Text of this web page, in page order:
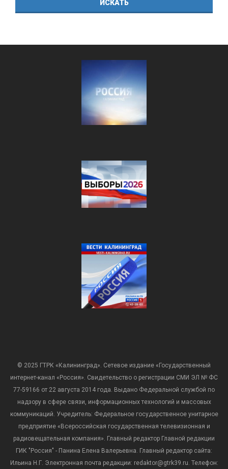
© 2025 ГТРК «Калининград». Сетевое издание «Государственный
интернет-канал «Россия». Свидетельство о регистрации СМИ ЭЛ № ФС
77-59166 от 22 августа 2014 года. Выдано Федеральной службой по
надзору в сфере связи, информационных технологий и массовых
коммуникаций. Учредитель: Федеральное государственное унитарное
предприятие «Всероссийская государственная телевизионная и
радиовещательная компания». Главный редактор Главной редакции
ГИК "Россия" - Панина Елена Валерьевна. Главный редактор сайта:
Ильина Н.Г. Электронная почта редакции: redaktor@gtrk39.ru. Телефон: